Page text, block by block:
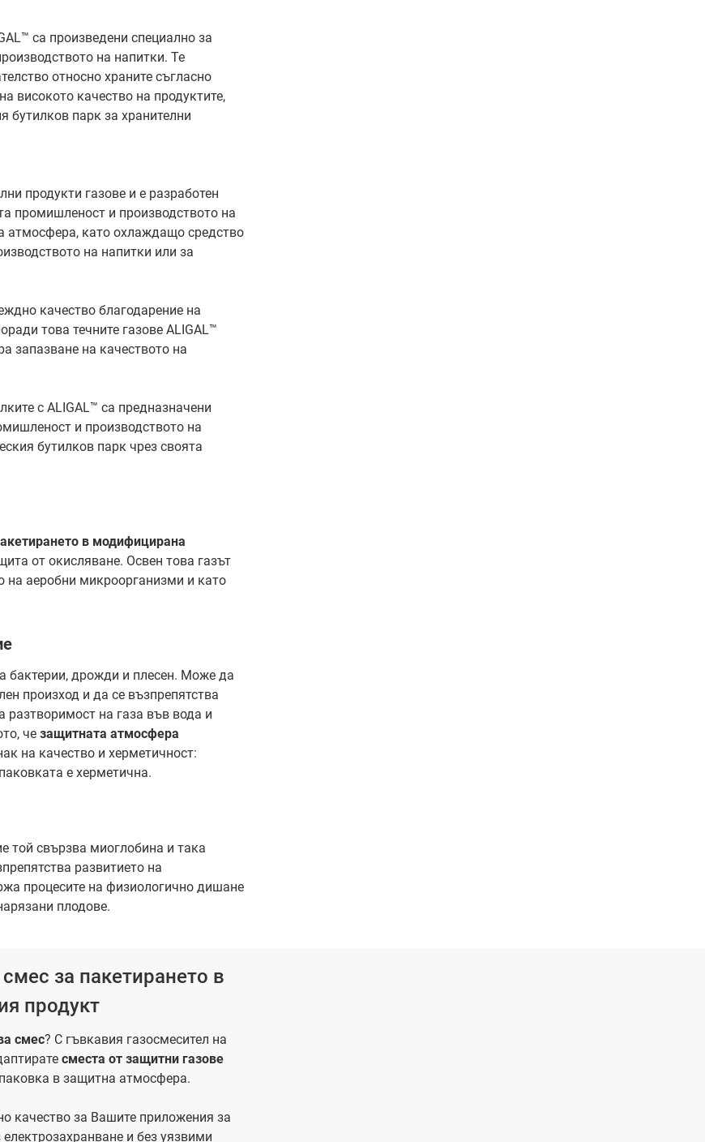
са произведени специално за
на напитки. Те
относно храните съгласно
високото качество на продуктите,
бутилков парк за хранителни
продукти газове и е разработен
промишленост и производството на
атмосфера, като охлаждащо средство
на напитки или за
качество благодарение на
това течните газове ALIGAL™
запазване на качеството на
с ALIGAL™ са предназначени
и производството на
бутилков парк чрез своята
в модифицирана
от окисляване. Освен това газът
на аеробни микроорганизми и като
бактерии, дрожди и плесен. Може да
произход и да се възпрепятства
разтворимост на газа във вода и
че защитната атмосфера
на качество и херметичност:
е херметична.
той свързва миоглобина и така
развитието на
процесите на физиологично дишане
плодове.
за пакетирането в
продукт
смес? С гъвкавия газосмесител на
сместа от защитни газове
в защитна атмосфера.
качество за Вашите приложения за
и без уязвими